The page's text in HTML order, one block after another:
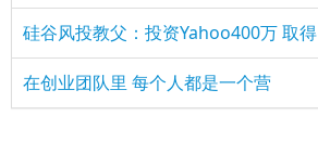
硅谷风投教父：投资Yahoo400万 取得
在创业团队里 每个人都是一个营